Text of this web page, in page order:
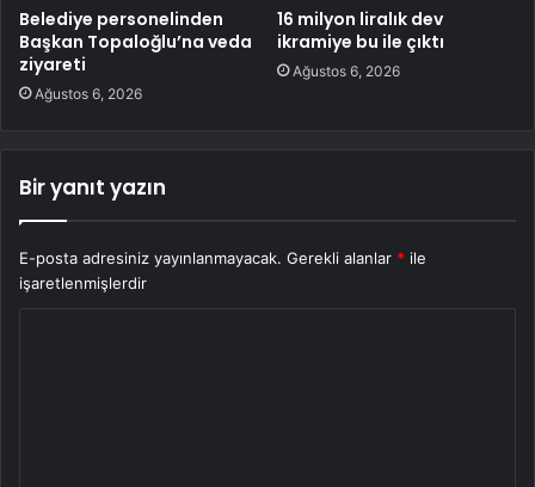
Belediye personelinden
Başkan Topaloğlu’na veda
ziyareti
Ağustos 6, 2026
16 milyon liralık dev
ikramiye bu ile çıktı
Ağustos 6, 2026
Bir yanıt yazın
E-posta adresiniz yayınlanmayacak. Gerekli alanlar * ile
işaretlenmişlerdir